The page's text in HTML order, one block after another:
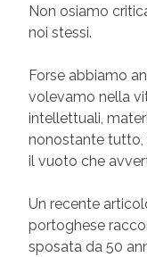
Non osiamo
noi stessi.
Forse abbiamo
volevamo nella
intellettuali,
nonostante tutto,
il vuoto che
Un recente
portoghese
sposata da 50